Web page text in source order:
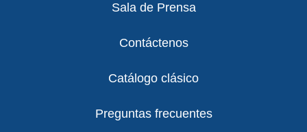
Sala de Prensa
Contáctenos
Catálogo clásico
Preguntas frecuentes